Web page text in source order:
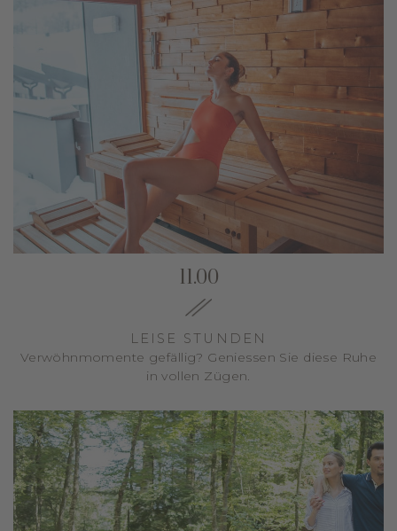
11.00
LEISE STUNDEN
Verwöhnmomente gefällig? Geniessen Sie diese Ruhe
in vollen Zügen.